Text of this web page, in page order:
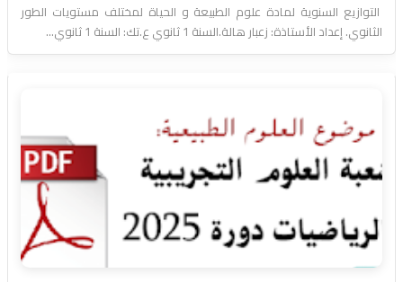
التوازيع السنوية لمادة علوم الطبيعة و الحياة لمختلف مستويات الطور
الثانوي. إعداد الأستاذة: زعبار هالة.السنة 1 ثانوي ع.تك: السنة 1 ثانوي...